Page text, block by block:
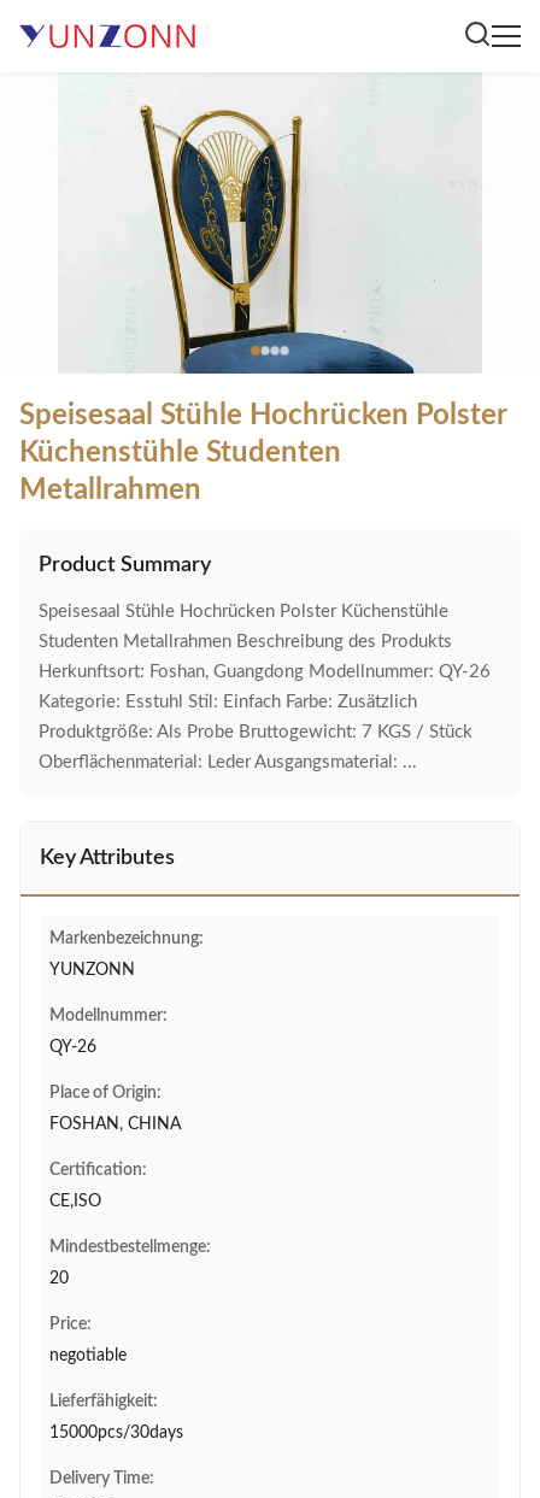
Speisesaal Stühle Hochrücken Polster
Küchenstühle Studenten
Metallrahmen
Product Summary
Speisesaal Stühle Hochrücken Polster Küchenstühle
Studenten Metallrahmen Beschreibung des Produkts
Herkunftsort: Foshan, Guangdong Modellnummer: QY-26
Kategorie: Esstuhl Stil: Einfach Farbe: Zusätzlich
Produktgröße: Als Probe Bruttogewicht: 7 KGS / Stück
Oberflächenmaterial: Leder Ausgangsmaterial: ...
Key Attributes
Markenbezeichnung:
YUNZONN
Modellnummer:
QY-26
Place of Origin:
FOSHAN, CHINA
Certification:
CE,ISO
Mindestbestellmenge:
20
Price:
negotiable
Lieferfähigkeit:
15000pcs/30days
Delivery Time: